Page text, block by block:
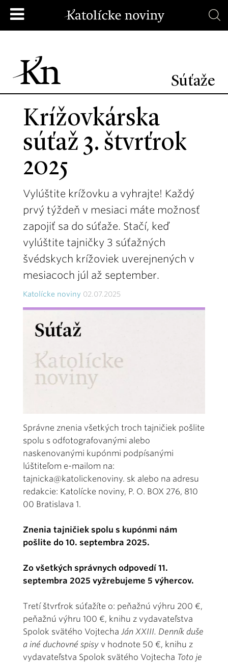
Súťaže
Krížovkárska
súťaž 3. štvrťrok
2025
Vylúštite krížovku a vyhrajte! Každý
prvý týždeň v mesiaci máte možnosť
zapojiť sa do súťaže. Stačí, keď
vylúštite tajničky 3 súťažných
švédskych krížoviek uverejnených v
mesiacoch júl až september.
Katolícke noviny 02.07.2025
Správne znenia všetkých troch tajničiek pošlite
spolu s odfotografovanými alebo
naskenovanými kupónmi podpísanými
lúštiteľom e-mailom na:
tajnicka@katolickenoviny. sk alebo na adresu
redakcie: Katolícke noviny, P. O. BOX 276, 810
00 Bratislava 1.
Znenia tajničiek spolu s kupónmi nám
pošlite do 10. septembra 2025.
Zo všetkých správnych odpovedí 11.
septembra 2025 vyžrebujeme 5 výhercov.
Tretí štvrťrok súťažíte o: peňažnú výhru 200 €,
peňažnú výhru 100 €, knihu z vydavateľstva
Spolok svätého Vojtecha Ján XXIII. Denník duše
a iné duchovné spisy v hodnote 50 €, knihu z
vydavateľstva Spolok svätého Vojtecha Toto je